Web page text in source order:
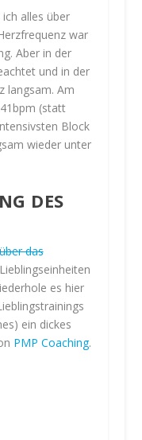
alles über
war
Aber in der
und in der
langsam. Am
(statt
Block
wieder unter
DES
das
es hier
ein dickes
PMP Coaching.